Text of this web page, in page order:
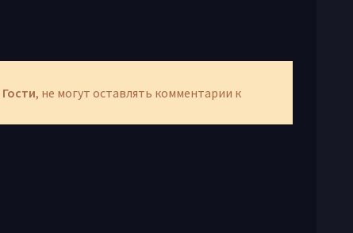
Гости, не могут оставлять комментарии к